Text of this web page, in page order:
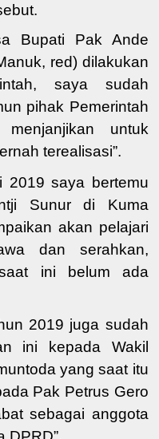
Bupati Pak Ande
red) dilakukan
saya sudah
pihak Pemerintah
untuk
terealisasi”.
2019 saya bertemu
Sunur di Kuma
akan pelajari
dan serahkan,
ini belum ada
2019 juga sudah
ini kepada Wakil
yang saat itu
Pak Petrus Gero
sebagai anggota